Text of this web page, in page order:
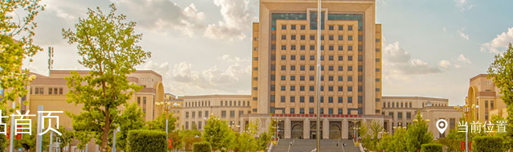
首页 当前位置